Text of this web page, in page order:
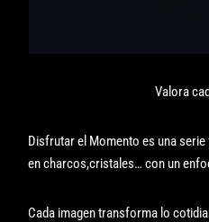
Valora
Disfrutar el Momento es una
en charcos,cristales… con un
Cada imagen transforma lo